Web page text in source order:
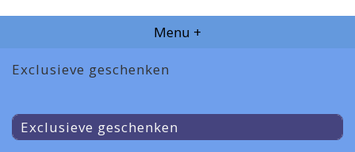
Menu +
Exclusieve geschenken
Exclusieve geschenken